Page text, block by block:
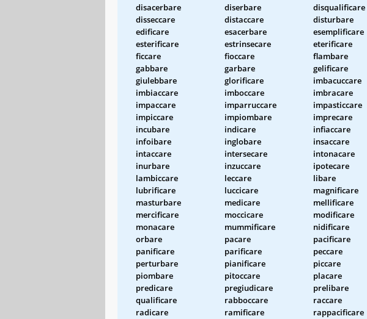
disacerbare
diserbare disqualificare
disseccare
distaccare disturbare
edificare
esacerbare esemplificare
esterificare
estrinsecare eterificare
ficcare
fioccare flambare
gabbare
garbare gelificare
giulebbare
glorificare imbacuccare
imbiaccare
imboccare imbracare
impaccare
imparruccare impasticcare
impiccare
impiombare imprecare
incubare
indicare infiaccare
infoibare
inglobare insaccare
intaccare
intersecare intonacare
inurbare
inzuccare ipotecare
lambiccare
leccare libare
lubrificare
luccicare magnificare
masturbare
medicare mellificare
mercificare
moccicare modificare
monacare
mummificare nidificare
orbare
pacare pacificare
panificare
parificare peccare
perturbare
pianificare piccare
piombare
pitoccare placare
predicare
pregiudicare prelibare
qualificare
rabboccare raccare
radicare
ramificare rappacificare